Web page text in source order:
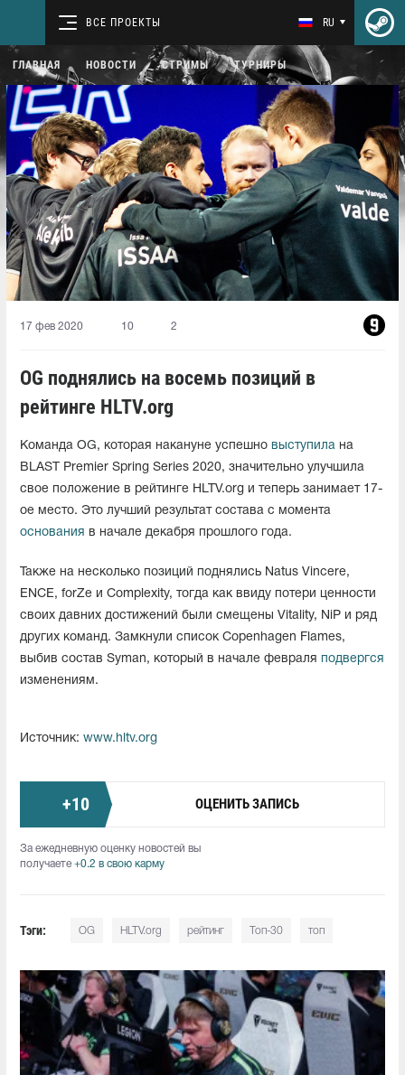
ВСЕ ПРОЕКТЫ RU
ГЛАВНАЯ НОВОСТИ СТРИМЫ ТУРНИРЫ
17 фев 2020 10 2
OG поднялись на восемь позиций в
рейтинге HLTV.org
Команда OG, которая накануне успешно выступила на
BLAST Premier Spring Series 2020, значительно улучшила
свое положение в рейтинге HLTV.org и теперь занимает 17-
ое место. Это лучший результат состава с момента
основания в начале декабря прошлого года.
Также на несколько позиций поднялись Natus Vincere,
ENCE, forZe и Complexity, тогда как ввиду потери ценности
своих давних достижений были смещены Vitality, NiP и ряд
других команд. Замкнули список Copenhagen Flames,
выбив состав Syman, который в начале февраля подвергся
изменениям.
Источник: www.hltv.org
+10 ОЦЕНИТЬ ЗАПИСЬ
За ежедневную оценку новостей вы
получаете +0.2 в свою карму
Тэги: OG HLTV.org рейтинг Топ-30 топ